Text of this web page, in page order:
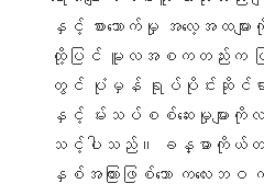
မျက်နှ
တယ်
အကျိ
ဟာ ပျ
ထွက်)
ဝမ်းဗို
အရည်
နှင့် စားသောက်မှု အလေ့အထမျာ
ထို့ပြင် မူလအစကတည်းက ပ
တွင် ပုံမှန် ရုပ်ပိုင်းဆိုင်ရာ ကျ
နှင့် မ်းသပ်စစ်ဆေးမှုများ
သင့်ပါသည်။ ခန္ဓာကိုယ်တ
နှစ်အကြားဖြစ်သော ကလေးဘဝ